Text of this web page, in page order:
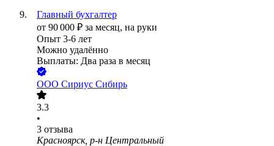
Главный бухгалтер
от 90 000 ₽ за месяц, на руки
Опыт 3-6 лет
Можно удалённо
Выплаты: Два раза в месяц
ООО Сириус Сибирь
3.3
•
3 отзыва
Красноярск, р-н Центральный